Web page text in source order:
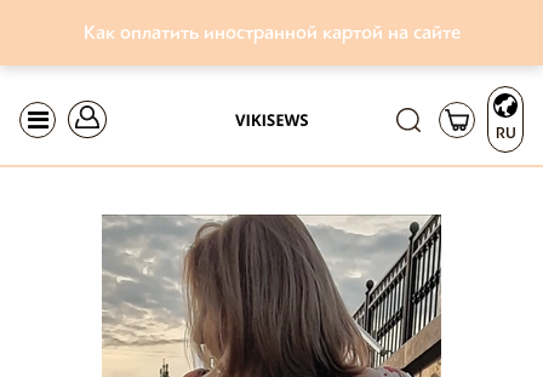
Как оплатить иностранной картой на сайте
RU